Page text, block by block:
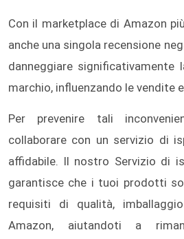
Con il marketplace di Amazon
anche una singola recensione
danneggiare significativamente
marchio, influenzando le vendite
Per prevenire tali
collaborare con un servizio di
affidabile. Il nostro Servizio di
garantisce che i tuoi prodotti
requisiti di qualità,
Amazon, aiutandoti a